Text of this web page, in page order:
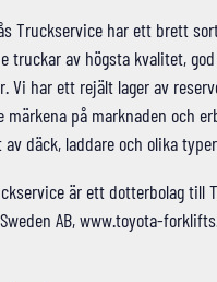
Truckservice har ett brett
truckar av högsta kvalitet,
Vi har ett rejält lager av
märkena på marknaden och
däck, laddare och olika
är ett dotterbolag till
AB, www.toyota-